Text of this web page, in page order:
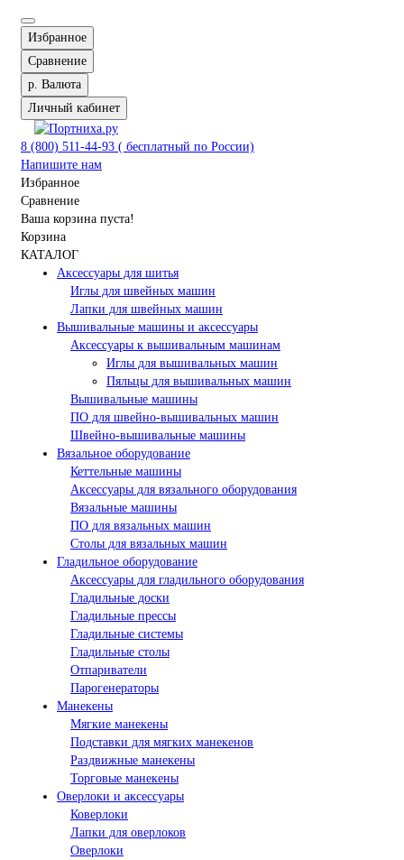
Избранное
Сравнение
р. Валюта
Личный кабинет
8 (800) 511-44-93 ( бесплатный по России)
Напишите нам
Избранное
Сравнение
Ваша корзина пуста!
Корзина
КАТАЛОГ
Аксессуары для шитья
Иглы для швейных машин
Лапки для швейных машин
Вышивальные машины и аксессуары
Аксессуары к вышивальным машинам
Иглы для вышивальных машин
Пяльцы для вышивальных машин
Вышивальные машины
ПО для швейно-вышивальных машин
Швейно-вышивальные машины
Вязальное оборудование
Кеттельные машины
Аксессуары для вязального оборудования
Вязальные машины
ПО для вязальных машин
Столы для вязальных машин
Гладильное оборудование
Аксессуары для гладильного оборудования
Гладильные доски
Гладильные прессы
Гладильные системы
Гладильные столы
Отпариватели
Парогенераторы
Манекены
Мягкие манекены
Подставки для мягких манекенов
Раздвижные манекены
Торговые манекены
Оверлоки и аксессуары
Коверлоки
Лапки для оверлоков
Оверлоки